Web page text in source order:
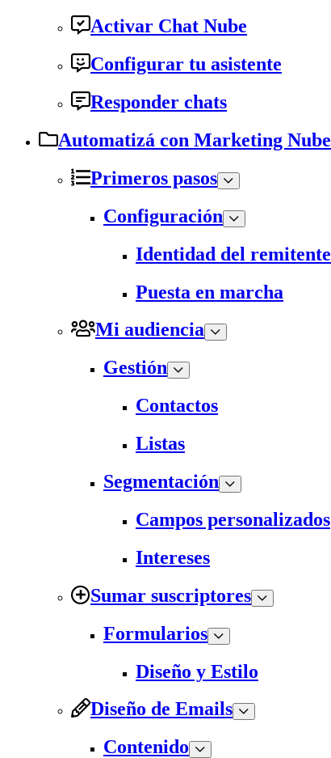
Activar Chat Nube
Configurar tu asistente
Responder chats
Automatizá con Marketing Nube
Primeros pasos
Configuración
Identidad del remitente
Puesta en marcha
Mi audiencia
Gestión
Contactos
Listas
Segmentación
Campos personalizados
Intereses
Sumar suscriptores
Formularios
Diseño y Estilo
Diseño de Emails
Contenido